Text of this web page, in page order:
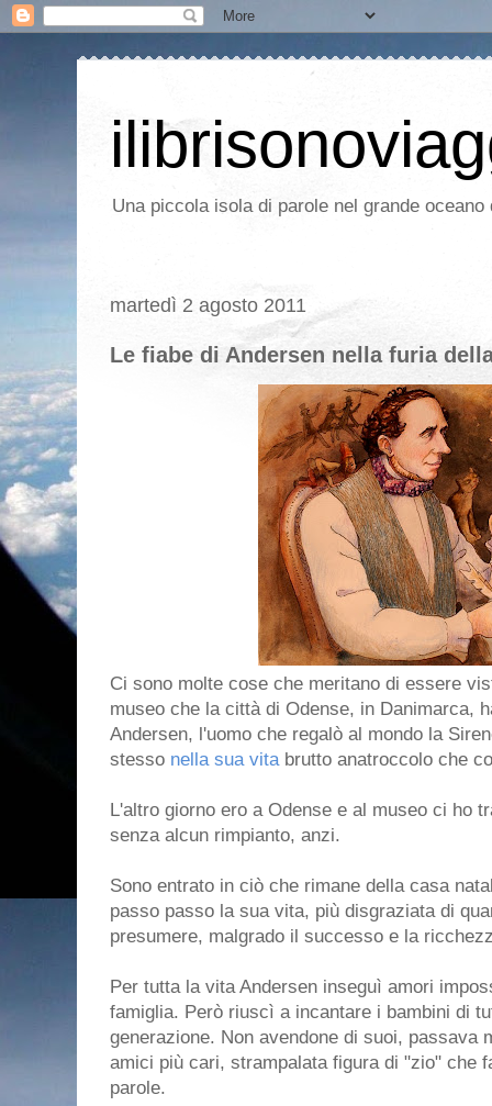
Una piccola isola di parole nel grande
martedì 2 agosto 2011
Le fiabe di Andersen nella furia
Ci sono molte cose che meritano di essere
museo che la città di Odense, in Danimarca,
Andersen, l'uomo che regalò al mondo la
stesso nella sua vita brutto anatroccolo che
L'altro giorno ero a Odense e al museo ci ho
senza alcun rimpianto, anzi.
Sono entrato in ciò che rimane della casa
passo passo la sua vita, più disgraziata di
presumere, malgrado il successo e la
Per tutta la vita Andersen inseguì amori
famiglia. Però riuscì a incantare i bambini di
generazione. Non avendone di suoi, passava
amici più cari, strampalata figura di "zio" che
parole.